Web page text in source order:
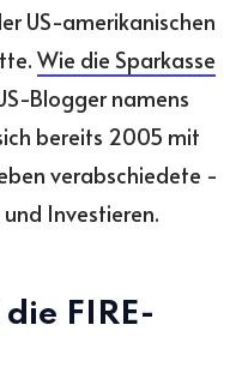
US-amerikanischen
Wie die Sparkasse
Blogger namens
bereits 2005 mit
verabschiedete -
Investieren.
FIRE-